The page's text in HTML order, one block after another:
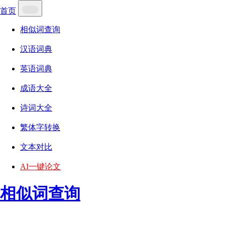
首页
相似词查询
汉语词典
英语词典
成语大全
诗词大全
繁体字转换
文本对比
AI一键论文
相似词查询